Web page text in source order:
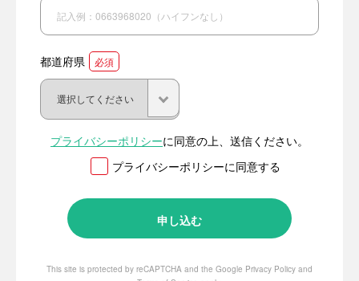
都道府県 必須
プライバシーポリシーに同意の上、送信ください。
プライバシーポリシーに同意する
This site is protected by reCAPTCHA and the Google Privacy Policy and